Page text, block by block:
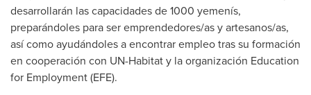
desarrollarán las capacidades de 1000 yemenís,
preparándoles para ser emprendedores/as y artesanos/as,
así como ayudándoles a encontrar empleo tras su formación
en cooperación con UN-Habitat y la organización Education
for Employment (EFE).